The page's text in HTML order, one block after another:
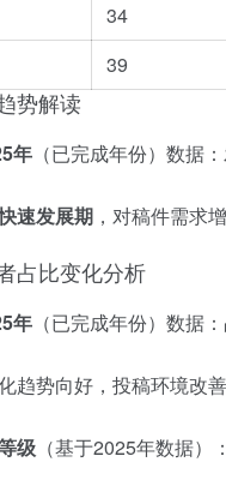
34
39
势解读
年 （已完成年份）数据
速发展期 ，对稿件需求
占比变化分析
年 （已完成年份）数据
趋势向好，投稿环境改善
级 （基于2025年数据）